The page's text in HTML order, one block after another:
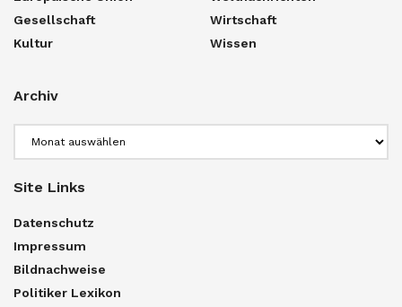
Gesellschaft
Kultur
Wirtschaft
Wissen
Archiv
Site Links
Datenschutz
Impressum
Bildnachweise
Politiker Lexikon